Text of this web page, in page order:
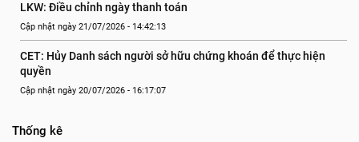
LKW: Điều chỉnh ngày thanh toán
Cập nhật ngày 21/07/2026 - 14:42:13
CET: Hủy Danh sách người sở hữu chứng khoán để thực hiện
quyền
Cập nhật ngày 20/07/2026 - 16:17:07
Thống kê